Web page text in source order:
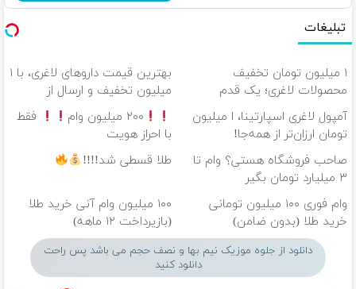
تبلیغات
۱ میلیون تومان تخفیف
محصولات لاغری؛ یک قدم
نزدیک‌تر به شروع کاهش وزن
بهترین قیمت داروهای لاغری، با ۱
میلیون تخفیف و ارسال از
داروخانه‌
آمپول لاغری اسپارتینا، ا میلیون
تومان ارزان‌تر از همه‌جا!
۲۰۰ میلیون وام
فقط
با احراز هویت
صاحب فروشگاه هستی؟ وام تا
۳ میلیارد تومان بگیر
طلا قسطی شد!!!!
وام فوری ۱۰۰ میلیون تومانی
خرید طلا (بدون ضامن)
۱۰۰ میلیون وام آنی خرید طلا
(بازپرداخت ۱۲ ماهه)
دانلود از جلوه موزیک نیم بها و نصف حجم می باشد پس راحت
دانلود کنید